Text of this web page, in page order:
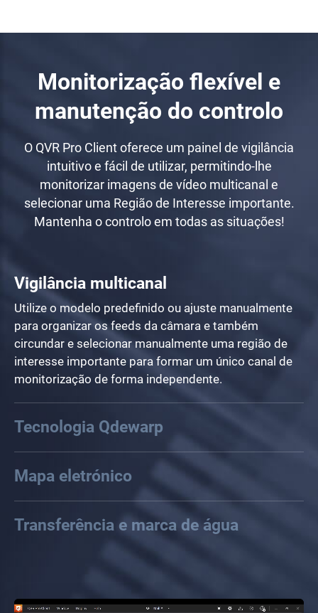
Monitorização flexível e
manutenção do controlo
O QVR Pro Client oferece um painel de vigilância
intuitivo e fácil de utilizar, permitindo-lhe
monitorizar imagens de vídeo multicanal e
selecionar uma Região de Interesse importante.
Mantenha o controlo em todas as situações!
Vigilância multicanal
Utilize o modelo predefinido ou ajuste manualmente
para organizar os feeds da câmara e também
circundar e selecionar manualmente uma região de
interesse importante para formar um único canal de
monitorização de forma independente.
Tecnologia Qdewarp
Mapa eletrónico
Transferência e marca de água